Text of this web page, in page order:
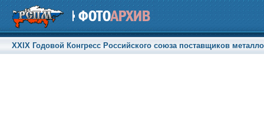
XXIX Годовой Конгресс Российского союза поставщиков